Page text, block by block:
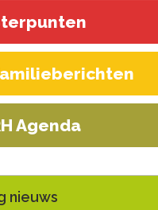
Agenda
nieuws